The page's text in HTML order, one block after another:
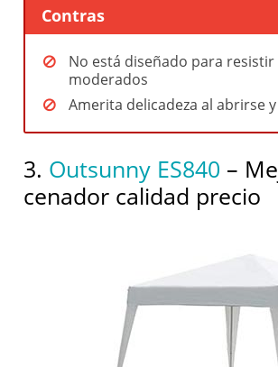
Contras
No está diseñado para
moderados
Amerita delicadeza al abrirse
3. Outsunny ES840 –
cenador calidad precio